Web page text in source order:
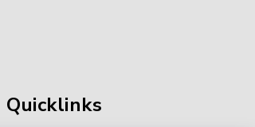
Quicklinks